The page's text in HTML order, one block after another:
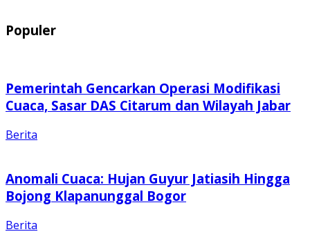
Populer
Pemerintah Gencarkan Operasi Modifikasi
Cuaca, Sasar DAS Citarum dan Wilayah Jabar
Berita
Anomali Cuaca: Hujan Guyur Jatiasih Hingga
Bojong Klapanunggal Bogor
Berita